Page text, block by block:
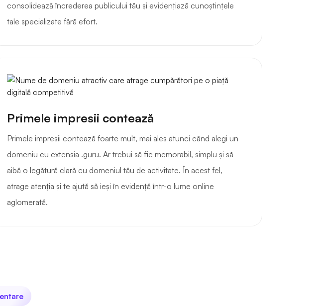
consolidează încrederea publicului tău și evidențiază cunoștințele
tale specializate fără efort.
Primele impresii contează
Primele impresii contează foarte mult, mai ales atunci când alegi un
domeniu cu extensia .guru. Ar trebui să fie memorabil, simplu și să
aibă o legătură clară cu domeniul tău de activitate. În acest fel,
atrage atenția și te ajută să ieși în evidență într-o lume online
aglomerată.